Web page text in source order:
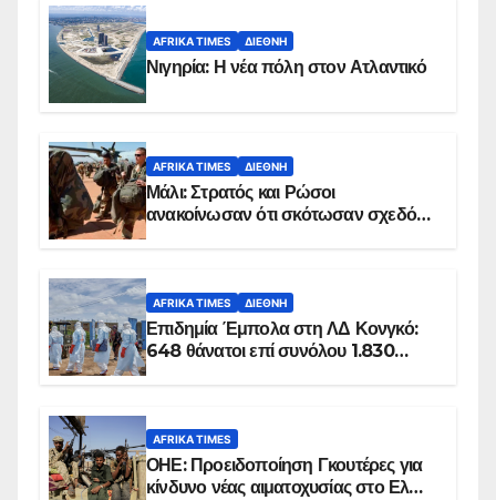
AFRIKA TIMES ΔΙΕΘΝΉ
Νιγηρία: Η νέα πόλη στον Ατλαντικό
AFRIKA TIMES ΔΙΕΘΝΉ
Μάλι: Στρατός και Ρώσοι
ανακοίνωσαν ότι σκότωσαν σχεδόν
AFRIKA TIMES ΔΙΕΘΝΉ
Επιδημία Έμπολα στη ΛΔ Κονγκό:
648 θάνατοι επί συνόλου 1.830
AFRIKA TIMES
ΟΗΕ: Προειδοποίηση Γκουτέρες για
κίνδυνο νέας αιματοχυσίας στο Ελ